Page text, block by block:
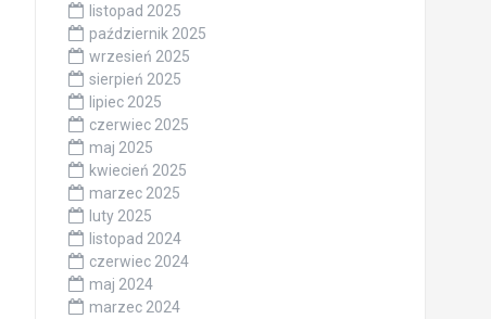
listopad 2025
październik 2025
wrzesień 2025
sierpień 2025
lipiec 2025
czerwiec 2025
maj 2025
kwiecień 2025
marzec 2025
luty 2025
listopad 2024
czerwiec 2024
maj 2024
marzec 2024